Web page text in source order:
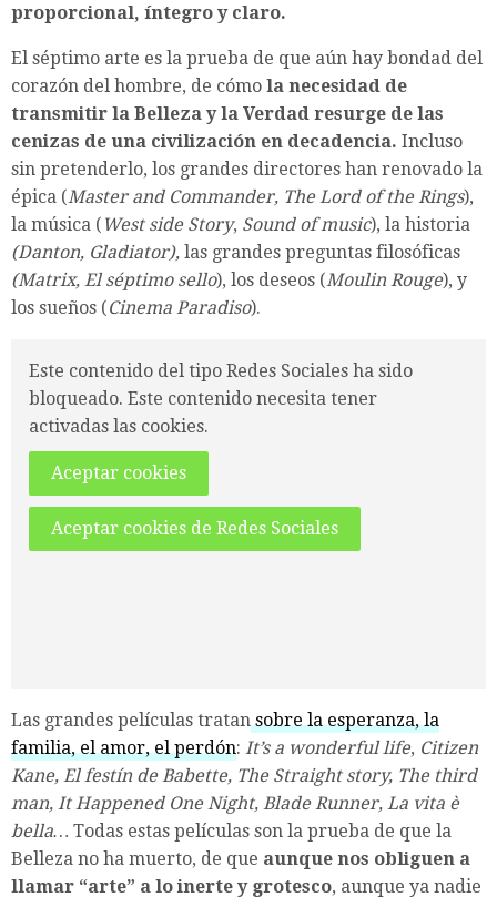
proporcional, íntegro y claro.
El séptimo arte es la prueba de que aún hay bondad del
corazón del hombre, de cómo la necesidad de
transmitir la Belleza y la Verdad resurge de las
cenizas de una civilización en decadencia. Incluso
sin pretenderlo, los grandes directores han renovado la
épica (Master and Commander, The Lord of the Rings),
la música ( West side Story, Sound of music), la historia
(Danton, Gladiator), las grandes preguntas filosóficas
(Matrix, El séptimo sello), los deseos (Moulin Rouge), y
los sueños (Cinema Paradiso).
Este contenido del tipo Redes Sociales ha sido
bloqueado. Este contenido necesita tener
activadas las cookies.
Aceptar cookies
Aceptar cookies de Redes Sociales
Las grandes películas tratan sobre la esperanza, la
familia, el amor, el perdón: It’s a wonderful life, Citizen
Kane, El festín de Babette, The Straight story, The third
man, It Happened One Night, Blade Runner, La vita è
bella… Todas estas películas son la prueba de que la
Belleza no ha muerto, de que aunque nos obliguen a
llamar “arte” a lo inerte y grotesco, aunque ya nadie